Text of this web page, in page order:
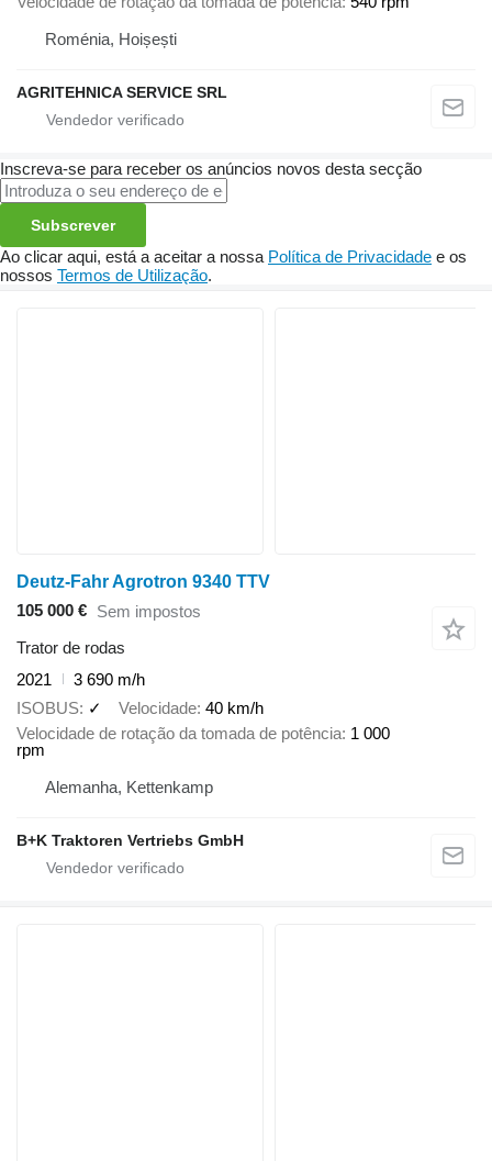
Roménia, Hoișești
AGRITEHNICA SERVICE SRL
Inscreva-se para receber os anúncios novos desta secção
Subscrever
Ao clicar aqui, está a aceitar a nossa Política de Privacidade e os
nossos Termos de Utilização.
Deutz-Fahr Agrotron 9340 TTV
105 000 € Sem impostos
Trator de rodas
2021
3 690 m/h
ISOBUS ✓ Velocidade 40 km/h
Velocidade de rotação da tomada de potência 1 000
rpm
Alemanha, Kettenkamp
B+K Traktoren Vertriebs GmbH